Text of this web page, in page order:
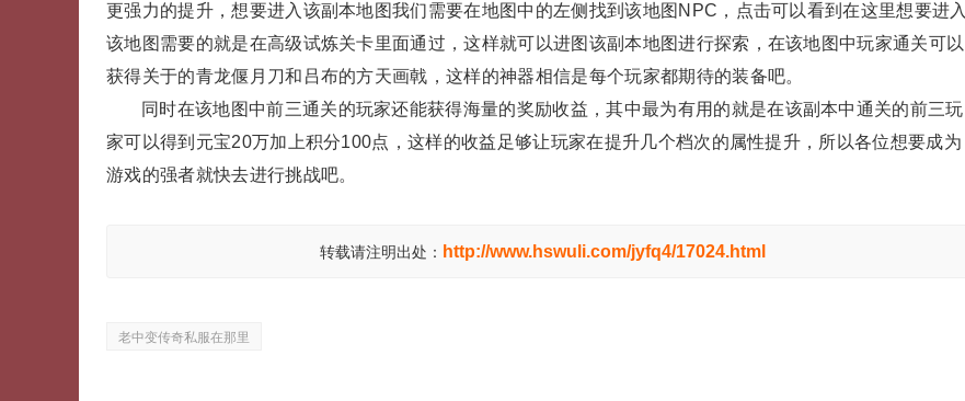
更强力的提升，想要进入该副本地图我们需要在地图中的左侧找到该地图NPC，点击可以看到在这里想要进入
该地图需要的就是在高级试炼关卡里面通过，这样就可以进图该副本地图进行探索，在该地图中玩家通关可以
获得关于的青龙偃月刀和吕布的方天画戟，这样的神器相信是每个玩家都期待的装备吧。
同时在该地图中前三通关的玩家还能获得海量的奖励收益，其中最为有用的就是在该副本中通关的前三玩
家可以得到元宝20万加上积分100点，这样的收益足够让玩家在提升几个档次的属性提升，所以各位想要成为
游戏的强者就快去进行挑战吧。
转载请注明出处： http://www.hswuli.com/jyfq4/17024.html
老中变传奇私服在那里